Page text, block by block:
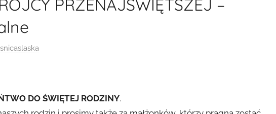
PRZENAJŚWIĘTSZEJ –
DO ŚWIĘTEJ RODZINY